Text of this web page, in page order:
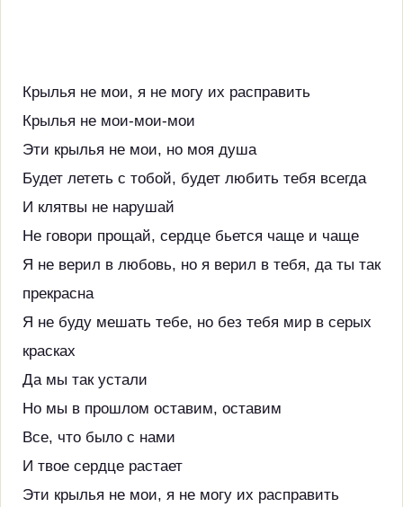
Крылья не мои, я не могу их расправить
Крылья не мои-мои-мои
Эти крылья не мои, но моя душа
Будет лететь с тобой, будет любить тебя всегда
И клятвы не нарушай
Не говори прощай, сердце бьется чаще и чаще
Я не верил в любовь, но я верил в тебя, да ты так
прекрасна
Я не буду мешать тебе, но без тебя мир в серых
красках
Да мы так устали
Но мы в прошлом оставим, оставим
Все, что было с нами
И твое сердце растает
Эти крылья не мои, я не могу их расправить